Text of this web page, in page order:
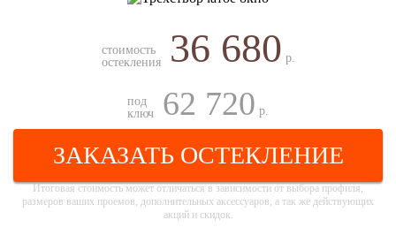
стоимость
остекления
36 680 р.
под
ключ
62 720 р.
ЗАКАЗАТЬ ОСТЕКЛЕНИЕ
Итоговая стоимость может отличаться в зависимости от выбора профиля,
размеров ваших проемов, дополнительных аксессуаров, а так же действующих
акций и скидок.